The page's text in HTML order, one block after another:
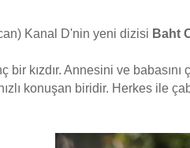
Kanal D'nin yeni dizisi Baht
bir kızdır. Annesini ve
konuşan biridir. Herkes ile